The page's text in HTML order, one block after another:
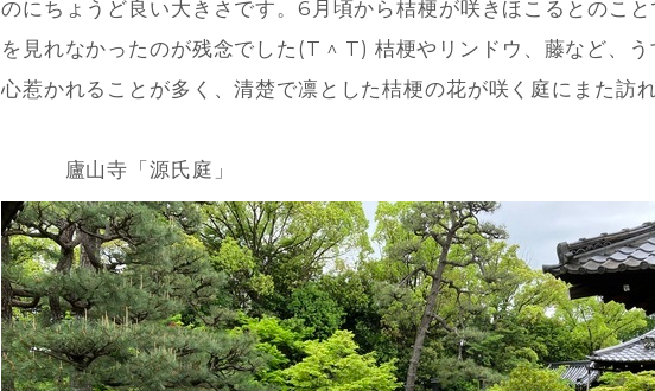
のにちょうど良い大きさです。6月頃から桔梗が咲きほこるとのこ
を見れなかったのが残念でした(T ^ T) 桔梗やリンドウ、藤など、
心惹かれることが多く、清楚で凛とした桔梗の花が咲く庭にまた訪
廬山寺「源氏庭」